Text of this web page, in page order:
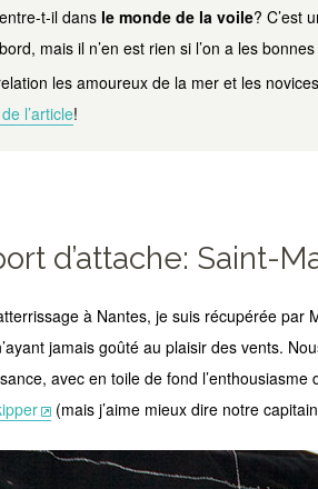
t-il dans le monde de la voile? C’est
mais il n’en est rien si l’on a les
les amoureux de la mer et les
l’article!
d’attache: Saint-
à Nantes, je suis récupérée par
jamais goûté au plaisir des vents.
avec en toile de fond
(mais j’aime mieux dire notre